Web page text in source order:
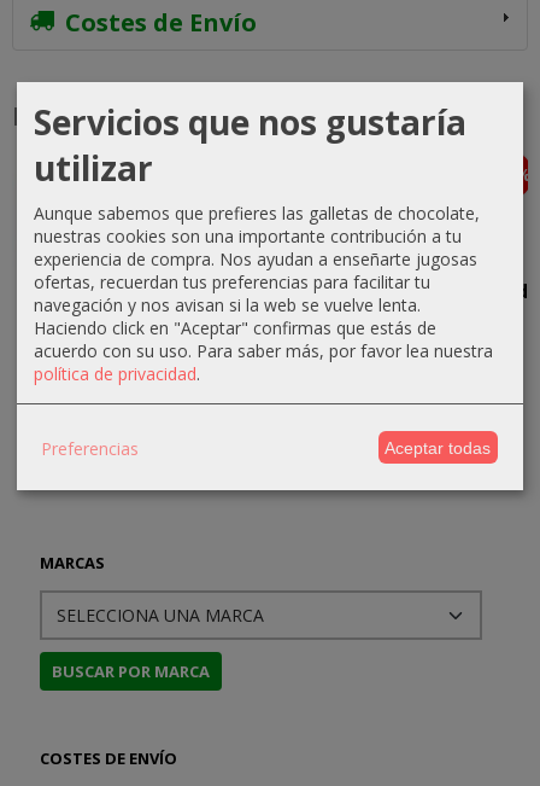
MARCAS
COSTES DE ENVÍO
Costes de Envío
Productos Relacionados
-10 %
Von
Manstein's
Triumph
53,99 €
59,99 €
Agotado
Enemy
Action:
Kharkov
124,69 €
131,25 €
Combat
Commander:
Europa
64,00 €
-15 %
The World
Europe
74,95 €
Servicios que nos gustaría
utilizar
Aunque sabemos que prefieres las galletas de chocolate,
nuestras cookies son una importante contribución a tu
experiencia de compra. Nos ayudan a enseñarte jugosas
ofertas, recuerdan tus preferencias para facilitar tu
navegación y nos avisan si la web se vuelve lenta.
Haciendo click en "Aceptar" confirmas que estás de
acuerdo con su uso. Para saber más, por favor lea nuestra
política de privacidad.
Preferencias Aceptar todas